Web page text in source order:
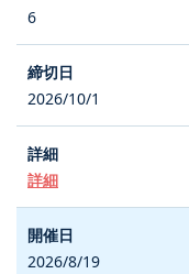
6
2026/10/1
詳細
2026/8/19